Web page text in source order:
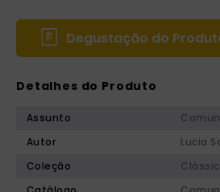
Degustação do
Detalhes do Produto
Assunto
Autor
Lucia
Coleção